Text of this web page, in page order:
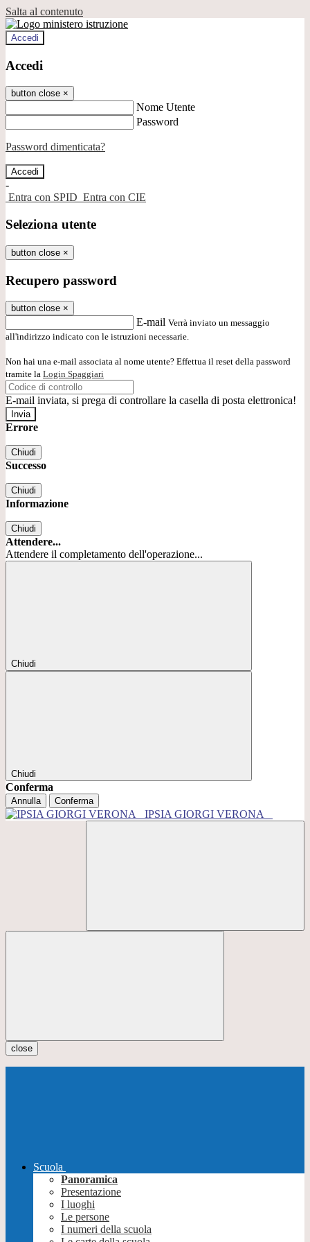
Salta al contenuto
Accedi
Accedi
button close ×
Nome Utente
Password
Password dimenticata?
-
Entra con SPID Entra con CIE
Seleziona utente
button close ×
Recupero password
button close ×
E-mail Verrà inviato un messaggio
all'indirizzo indicato con le istruzioni necessarie.
Non hai una e-mail associata al nome utente? Effettua il reset della password
tramite la Login Spaggiari
E-mail inviata, si prega di controllare la casella di posta elettronica!
Errore
Chiudi
Successo
Chiudi
Informazione
Chiudi
Attendere...
Attendere il completamento dell'operazione...
Chiudi
Chiudi
Conferma
Annulla Conferma
IPSIA GIORGI VERONA
close
Scuola
Panoramica
Presentazione
I luoghi
Le persone
I numeri della scuola